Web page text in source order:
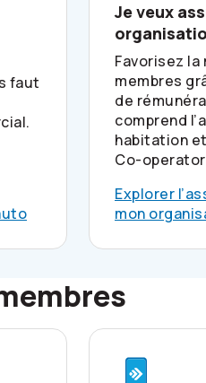
faut
Je veux
Favorisez
membres
de
comprend
habitation
Co-
Explorer
mon